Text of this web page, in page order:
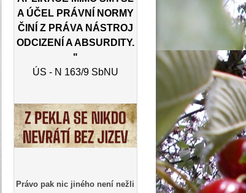
A ÚČEL PRÁVNÍ NORMY
ČINÍ Z PRÁVA NÁSTROJ
ODCIZENÍ A ABSURDITY.
"
ÚS - N 163/9 SbNU
Právo pak nic jiného není nežli